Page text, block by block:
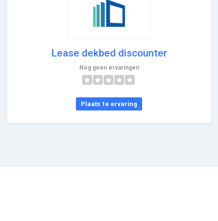
Lease dekbed discounter
Nog geen ervaringen
Plaats 1e ervaring